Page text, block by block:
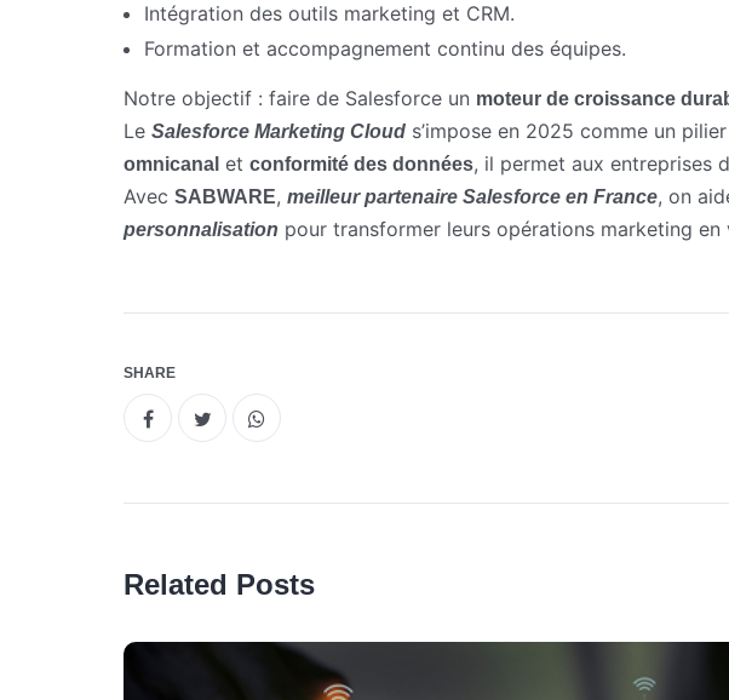
Intégration des outils marketing et CRM.
Formation et accompagnement continu des équipes.
Notre objectif : faire de Salesforce un moteur de croissance
Le Salesforce Marketing Cloud s’impose en 2025 comme un
omnicanal et conformité des données, il permet aux entreprises
Avec SABWARE, meilleur partenaire Salesforce en France, on
personnalisation pour transformer leurs opérations marketing
SHARE
Related Posts